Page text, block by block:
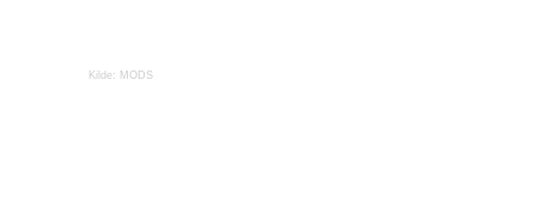
Kilde: MODS